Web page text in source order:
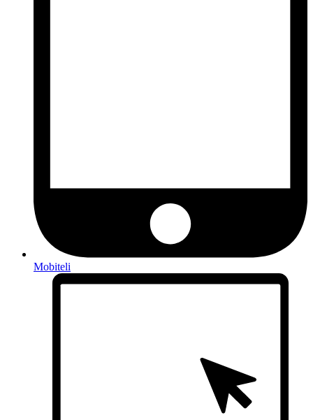
Mobiteli